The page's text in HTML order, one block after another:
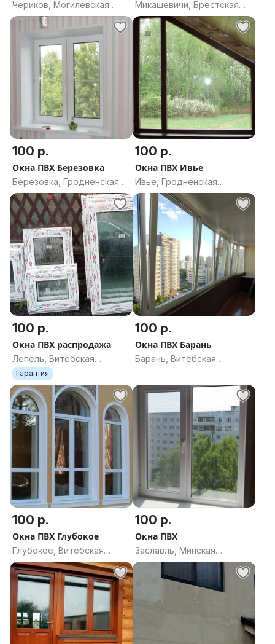
Чериков, Могилевская
область
Микашевичи, Брестская
область
100 р.
Окна ПВХ Березовка
Березовка, Гродненская
область
100 р.
Окна ПВХ Ивье
Ивье, Гродненская
область
100 р.
Окна ПВХ распродажа
Лепель, Витебская
область
Гарантия
100 р.
Окна ПВХ Барань
Барань, Витебская
100 р.
Окна ПВХ Глубокое
Глубокое, Витебская
область
100 р.
Окна ПВХ
Заславль, Минская
область